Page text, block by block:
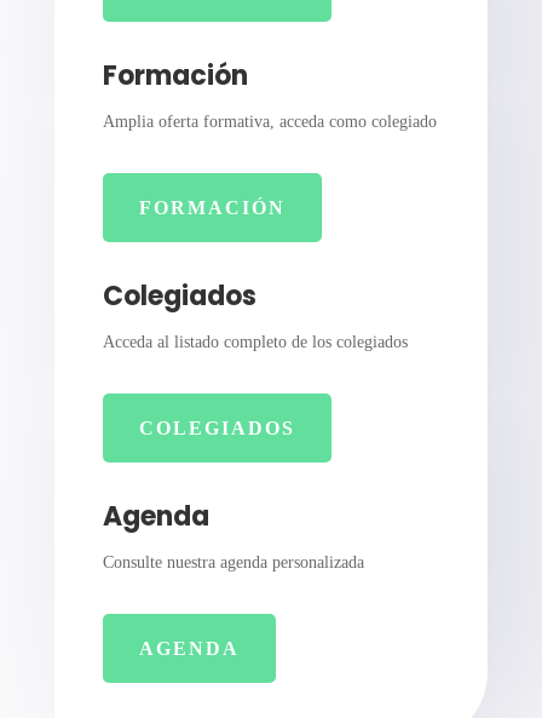
Formación
Amplia oferta formativa, acceda como colegiado
FORMACIÓN
Colegiados
Acceda al listado completo de los colegiados
COLEGIADOS
Agenda
Consulte nuestra agenda personalizada
AGENDA